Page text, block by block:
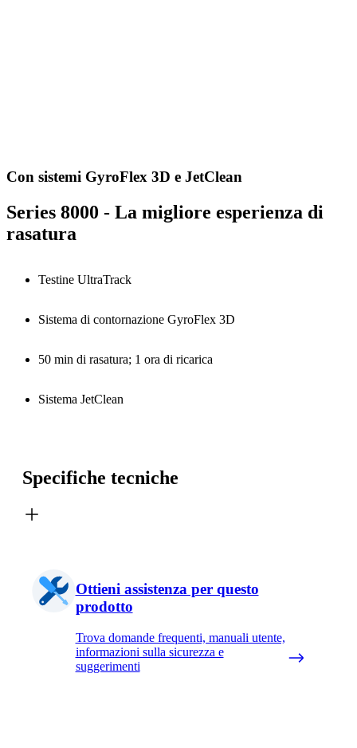
Con sistemi GyroFlex 3D e JetClean
Series 8000 - La migliore esperienza di
rasatura
Testine UltraTrack
Sistema di contornazione GyroFlex 3D
50 min di rasatura; 1 ora di ricarica
Sistema JetClean
Specifiche tecniche
Ottieni assistenza per questo
prodotto
Trova domande frequenti, manuali utente,
informazioni sulla sicurezza e
suggerimenti